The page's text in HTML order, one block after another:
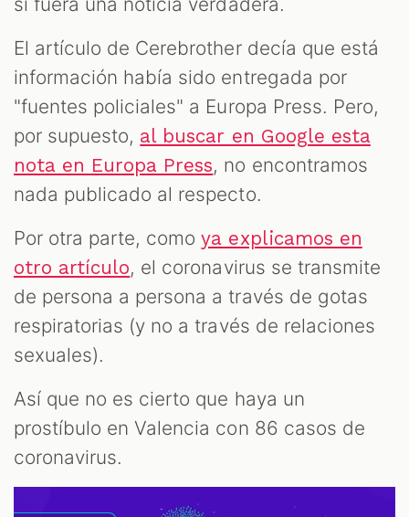
El artículo de Cerebrother decía que está
información había sido entregada por
"fuentes policiales" a Europa Press. Pero,
por supuesto, al buscar en Google esta
nota en Europa Press, no encontramos
nada publicado al respecto.
Por otra parte, comoya explicamos en
otro artículo, el coronavirus se transmite
de persona a persona a través de gotas
respiratorias (y no a través de relaciones
sexuales).
Así que no es cierto que haya un
prostíbulo en Valencia con 86 casos de
coronavirus.